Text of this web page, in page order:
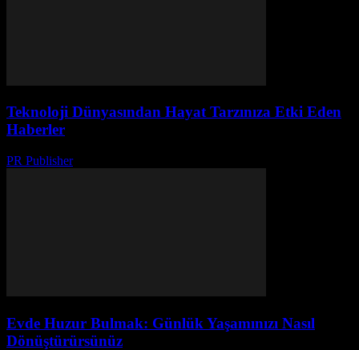
Teknoloji Dünyasından Hayat Tarzınıza Etki Eden
Haberler
PR Publisher-
Evde Huzur Bulmak: Günlük Yaşamınızı Nasıl
Dönüştürürsünüz